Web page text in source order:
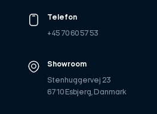
Telefon
+45 70 60 57 53
Showroom
Stenhuggervej 23
6710 Esbjerg, Danmark